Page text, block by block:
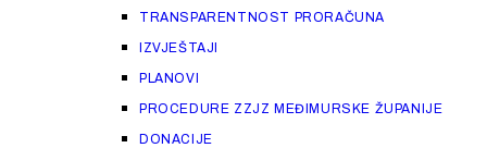
TRANSPARENTNOST PRORAČUNA
IZVJEŠTAJI
PLANOVI
PROCEDURE ZZJZ MEĐIMURSKE ŽUPANIJE
DONACIJE